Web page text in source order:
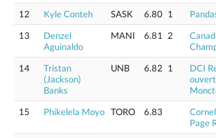
12 Kyle Conteh SASK 6.80 1
13
Denzel
Aguinaldo
MANI 6.81 2
14
Tristan
(Jackson)
Banks
UNB 6.82 1
DCI
15 Phikelela Moyo TORO 6.83
Page